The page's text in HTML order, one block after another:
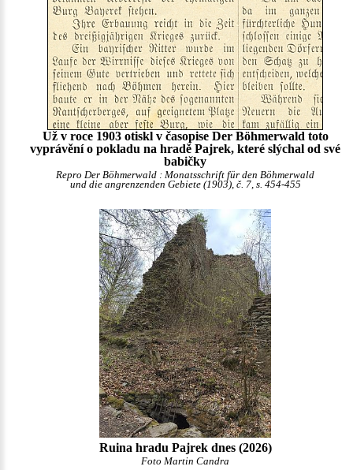
Už v roce 1903 otiskl v časopise Der Böhmerwald toto
vyprávění o pokladu na hradě Pajrek, které slýchal od své
babičky
Repro Der Böhmerwald : Monatsschrift für den Böhmerwald
und die angrenzenden Gebiete (1903), č. 7, s. 454-455
Ruina hradu Pajrek dnes (2026)
Foto Martin Candra